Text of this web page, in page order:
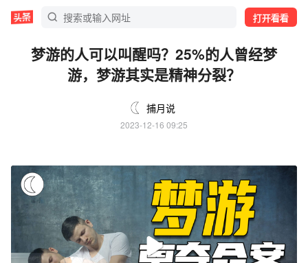
打开看看
梦游的人可以叫醒吗？25%的人曾经梦
游，梦游其实是精神分裂？
捕月说
2023-12-16 09:25